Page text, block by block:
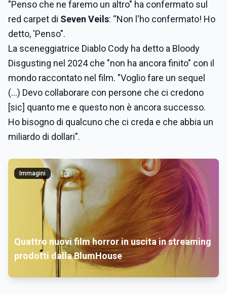
"Penso che ne faremo un altro" ha confermato sul
red carpet di Seven Veils: “Non l'ho confermato! Ho
detto, 'Penso".
La sceneggiatrice Diablo Cody ha detto a Bloody
Disgusting nel 2024 che "non ha ancora finito" con il
mondo raccontato nel film. "Voglio fare un sequel
(...) Devo collaborare con persone che ci credono
[sic] quanto me e questo non è ancora successo.
Ho bisogno di qualcuno che ci creda e che abbia un
miliardo di dollari".
Immagini
Quattro nuovi film horror in uscita in streaming
prodotti dalla BlumHouse